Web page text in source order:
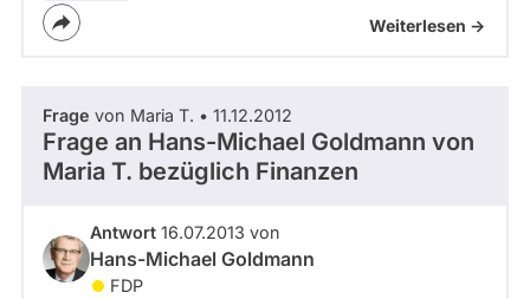
Weiterlesen ->
Frage von Maria T. • 11.12.2012
Frage an Hans-Michael Goldmann von
Maria T. bezüglich Finanzen
Antwort 16.07.2013 von
Hans-Michael Goldmann
FDP